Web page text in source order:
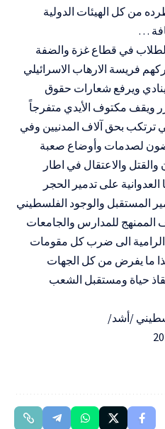
من كل الهيئات الدولية
…
في قطاع غزة والضفة
فريسة الارهاب الاسرائيلي
ويرفع شعارات حقوق
ويقف مكتوف الأيدي متفرجاً
ترتكب بحق آلاف المدنيين وفي
لصدمات وأوضاع صعبة
والقتل والاعتقال في اطار
على تدمير الحجر
المستقبل والوجود الفلسطيني
للمدارس والجامعات
الى ضرب كل مقومات
ما يفرض من كل الجهات
حياة ومستقبل الشعب
/أشد/